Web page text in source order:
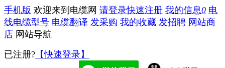
手机版 欢迎来到电缆网 请登录快速注册 我的信息0 电
线电缆型号 电缆翻译 发采购 我的收藏 发招聘 网站商
店 网站导航
已注册? 【快速登录】